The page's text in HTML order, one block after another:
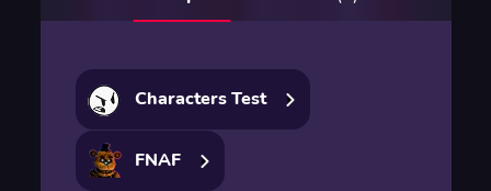
Characters Test
FNAF